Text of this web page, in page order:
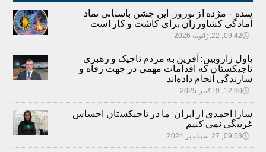
سده – مژده از نوروز. این جشن باستانی نماد
آمادگی کشاورزان برای کاشت و کار است
🕔09:42, 22.ژانویه 2026
پاول زاروبین: آفرین به مردم تاجیک و رهبری
تاجیکستان که اقدامات مهمی در جهت رفاه و
سازندگی انجام داده‌اند
🕔12:30, 9.اکتبر 2025
سارا احمدی از ایران: ما در تاجیکستان احساس
غریبگی نمی کنیم
🕔09:53, 27.سپتامبر 2024